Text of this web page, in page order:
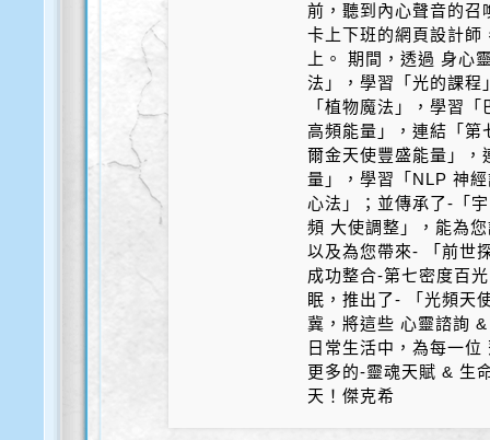
前，聽到內心聲音的召
卡上下班的網頁設計師
上。 期間，透過 身心
法」，學習「光的課程
「植物魔法」，學習
高頻能量」，連結「第
爾金天使豐盛能量」，
量」，學習「NLP 神
心法」；並傳承了-「
頻 大使調整」，能為
以及為您帶來- 「前世
成功整合-第七密度百
眠，推出了- 「光頻天
冀，將這些 心靈諮詢
日常生活中，為每一
更多的-靈魂天賦 & 生
天！傑克希